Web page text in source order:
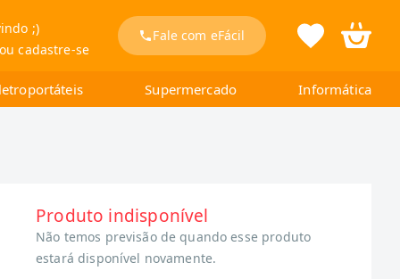
;)
cadastre-se
Fale com eFácil
Supermercado Informática
Produto indisponível
Não temos previsão de quando esse produto
estará disponível novamente.